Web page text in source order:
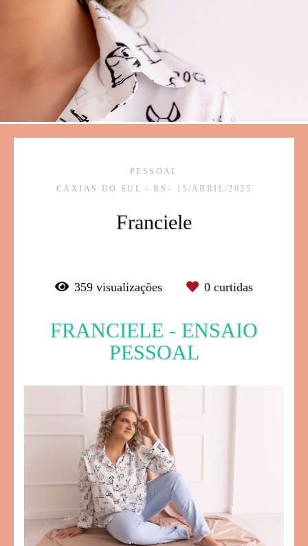
PESSOAL
CAXIAS DO SUL - RS
15/ABRIL/2025
Franciele
359 visualizações 0 curtidas
FRANCIELE - ENSAIO
PESSOAL